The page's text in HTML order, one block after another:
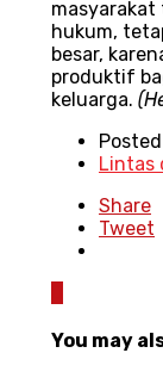
masyarakat
hukum,
besar,
produktif
keluarga.
Lintas
Share
Tweet
You may